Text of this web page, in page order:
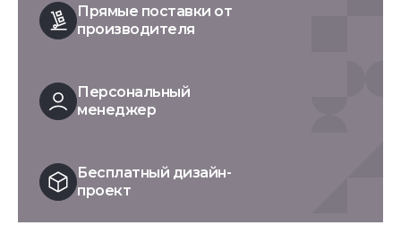
Прямые поставки от
производителя
Персональный
менеджер
Бесплатный дизайн-
проект